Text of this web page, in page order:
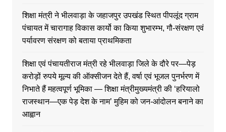
शिक्षा मंत्री ने भीलवाड़ा के जहाजपुर उपखंड स्थित पीपलूंद ग्राम
पंचायत में चारागाह विकास कार्यो का किया शुभारम्भ, गौ-संरक्षण एवं
पर्यावरण संरक्षण को बताया प्राथमिकता
शिक्षा एवं पंचायतीराज मंत्री रहे भीलवाड़ा जिले के दौरे पर—पेड़
करोड़ों रुपये मूल्य की ऑक्सीजन देते हैं, वर्षा एवं भूजल पुनर्भरण में
निभाते हैं महत्वपूर्ण भूमिका — शिक्षा मंत्रीमुख्यमंत्री की ‘हरियालो
राजस्थान—एक पेड़ देश के नाम’ मुहिम को जन-आंदोलन बनाने का
आह्वान